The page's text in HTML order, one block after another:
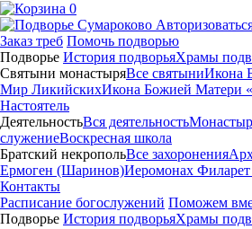
0
Заказ треб Помочь подворью
Подворье История подворьяХрамы
Святыни монастыряВсе святыниИкона
Мир ЛикийскихИкона Божией Матери
Настоятель
ДеятельностьВся деятельность
служениеВоскресная школа
Братский некропольВсе захоронения
Ермоген (Шаринов)Иеромонах Филарет
Контакты
Расписание богослужений Поможем
Подворье История подворьяХрамы